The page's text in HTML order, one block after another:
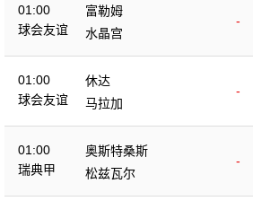
01:00
球会友谊
富勒姆
-
水晶宫
01:00
球会友谊
休达
-
马拉加
01:00
瑞典甲
奥斯特桑斯
-
松兹瓦尔